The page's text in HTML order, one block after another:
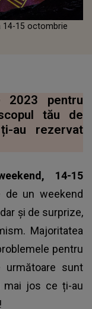
14-15 octombrie
2023 pentru
tău de
au rezervat
14-15
de un weekend
și de surprize,
Majoritatea
pentru
următoare sunt
mai jos ce ți-au